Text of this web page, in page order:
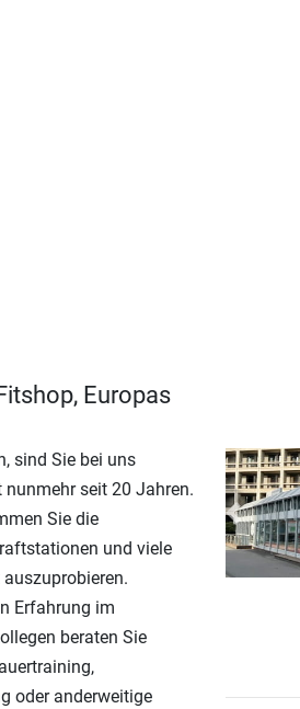
Europas
sind Sie bei uns
seit 20 Jahren.
Sie die
und viele
Erfahrung im
beraten Sie
oder anderweitige
Previous